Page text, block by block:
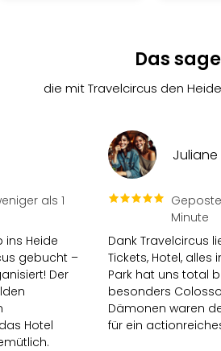
Das
die mit Travelcircus den
als 1
ins Heide
gebucht –
Der
Hotel
Juliane
Minute
Dank Travelcircus
Tickets, Hotel, alles
Park hat uns total
besonders
Dämonen waren
für ein